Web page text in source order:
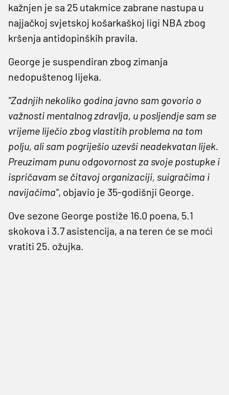
kažnjen je sa 25 utakmice zabrane nastupa u
najjačkoj svjetskoj košarkaškoj ligi NBA zbog
kršenja antidopinških pravila.
George je suspendiran zbog zimanja
nedopuštenog lijeka.
"Zadnjih nekoliko godina javno sam govorio o
važnosti mentalnog zdravlja, u posljendje sam se
vrijeme liječio zbog vlastitih problema na tom
polju, ali sam pogriješio uzevši neadekvatan lijek.
Preuzimam punu odgovornost za svoje postupke i
ispričavam se čitavoj organizaciji, suigračima i
navijačima", objavio je 35-godišnji George.
Ove sezone George postiže 16.0 poena, 5.1
skokova i 3.7 asistencija, a na teren će se moći
vratiti 25. ožujka.